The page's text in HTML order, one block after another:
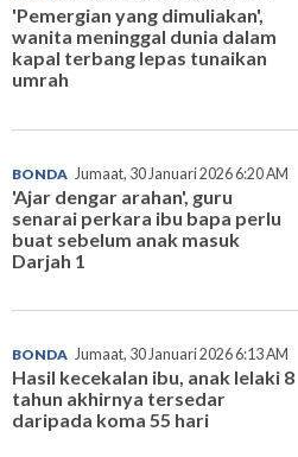
'Pemergian yang dimuliakan',
wanita meninggal dunia dalam
kapal terbang lepas tunaikan
umrah
BONDA Jumaat, 30 Januari 2026 6:20 AM
'Ajar dengar arahan', guru
senarai perkara ibu bapa perlu
buat sebelum anak masuk
Darjah 1
BONDA Jumaat, 30 Januari 2026 6:13 AM
Hasil kecekalan ibu, anak lelaki 8
tahun akhirnya tersedar
daripada koma 55 hari